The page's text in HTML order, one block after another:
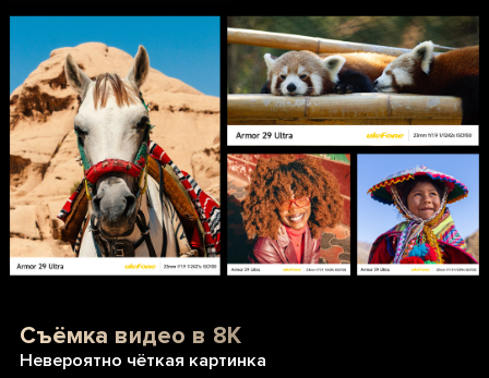
Съёмка видео в 8K
Невероятно чёткая картинка